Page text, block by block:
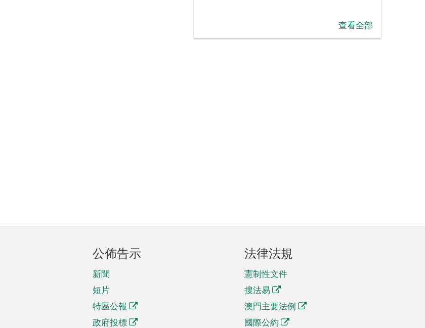
查看全部
公佈告示
新聞
短片
特區公報
政府投標
法律法規
憲制性文件
搜法易
澳門主要法例
國際公約